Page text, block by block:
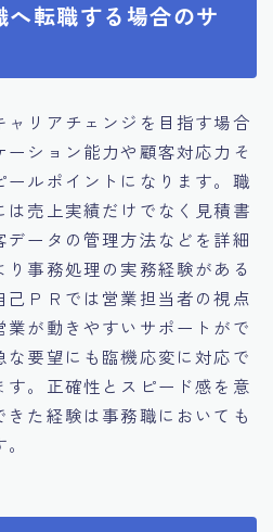
転職する場合のサ
リアチェンジを目指す場合
ション能力や顧客対応力そ
ールポイントになります。職
売上実績だけでなく見積書
ータの管理方法などを詳細
事務処理の実務経験がある
己ＰＲでは営業担当者の視点
が動きやすいサポートがで
要望にも臨機応変に対応で
す。正確性とスピード感を意
た経験は事務職においても